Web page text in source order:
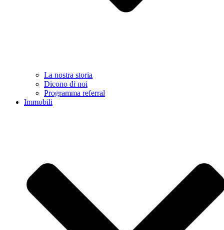
La nostra storia
Dicono di noi
Programma referral
Immobili